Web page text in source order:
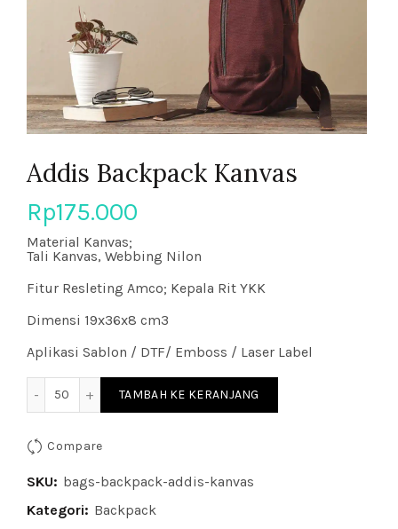
Addis Backpack Kanvas
Rp175.000
Material Kanvas;
Tali Kanvas, Webbing Nilon
Fitur Resleting Amco; Kepala Rit YKK
Dimensi 19x36x8 cm3
Aplikasi Sablon / DTF/ Emboss / Laser Label
Kuantitas Addis Backpack Kanvas
TAMBAH KE KERANJANG
Compare
SKU: bags-backpack-addis-kanvas
Kategori: Backpack